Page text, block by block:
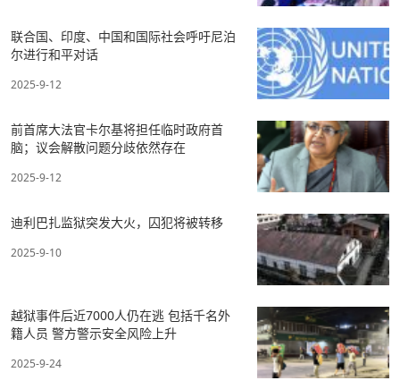
联合国、印度、中国和国际社会呼吁尼泊
尔进行和平对话
2025-9-12
前首席大法官卡尔基将担任临时政府首
脑；议会解散问题分歧依然存在
2025-9-12
迪利巴扎监狱突发大火，囚犯将被转移
2025-9-10
​越狱事件后近7000人仍在逃 包括千名外
籍人员 警方警示安全风险上升
2025-9-24